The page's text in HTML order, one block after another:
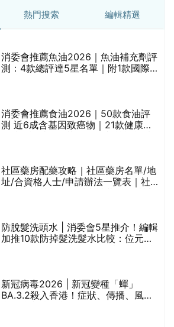
熱門搜索 編輯精選
消委會推薦魚油2026｜魚油補充劑評
測：4款總評達5星名單｜附1款國際
消委會推薦食油2026｜50款食油評
測 近6成含基因致癌物｜21款健康煮
社區藥房配藥攻略｜社區藥房名單/地
址/合資格人士/申請辦法一覽表｜社
防脫髮洗頭水 | 消委會5星推介！編輯
加推10款防掉髮洗髮水比較：位元
新冠病毒2026 | 新冠變種「蟬」
BA.3.2殺入香港！症狀、傳播、風險